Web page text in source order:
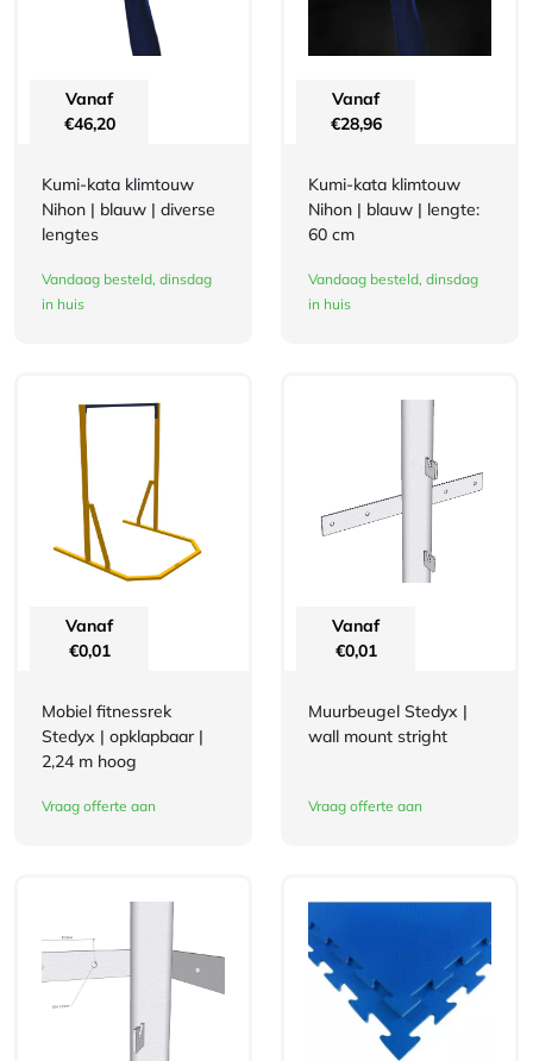
Vanaf
€46,20
Kumi-kata klimtouw
Nihon | blauw | diverse
lengtes
Vandaag besteld, dinsdag
in huis
Vanaf
€28,96
Kumi-kata klimtouw
Nihon | blauw | lengte:
60 cm
Vandaag besteld, dinsdag
in huis
Vanaf
€0,01
Mobiel fitnessrek
Stedyx | opklapbaar |
2,24 m hoog
Vraag offerte aan
Vanaf
€0,01
Muurbeugel Stedyx |
wall mount stright
Vraag offerte aan